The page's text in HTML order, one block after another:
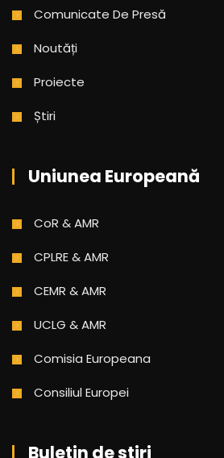
Comunicate De Presă
Noutăți
Proiecte
Știri
Uniunea Europeană
CoR & AMR
CPLRE & AMR
CEMR & AMR
UCLG & AMR
Comisia Europeana
Consiliul Europei
Buletin de stiri